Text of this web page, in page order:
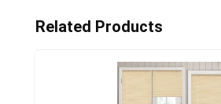
Related Products